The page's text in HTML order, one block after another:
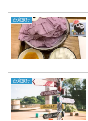
台湾旅行
台湾旅行